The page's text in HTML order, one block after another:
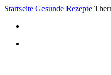
Startseite Gesunde Rezepte